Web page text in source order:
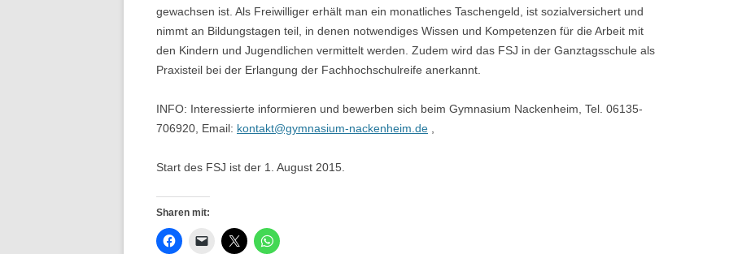
gewachsen ist. Als Freiwilliger erhält man ein monatliches Taschengeld, ist sozialversichert und
nimmt an Bildungstagen teil, in denen notwendiges Wissen und Kompetenzen für die Arbeit mit
den Kindern und Jugendlichen vermittelt werden. Zudem wird das FSJ in der Ganztagsschule als
Praxisteil bei der Erlangung der Fachhochschulreife anerkannt.
INFO: Interessierte informieren und bewerben sich beim Gymnasium Nackenheim, Tel. 06135-
706920, Email: kontakt@gymnasium-nackenheim.de ,
Start des FSJ ist der 1. August 2015.
Sharen mit: